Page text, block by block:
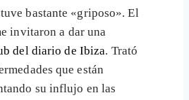
bastante «griposo». El
invitaron a dar una
del diario de Ibiza. Trató
que están
su influjo en las